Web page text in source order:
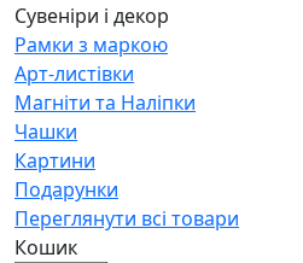
Сувеніри і декор
Рамки з маркою
Арт-листівки
Магніти та Наліпки
Чашки
Картини
Подарунки
Переглянути всі товари
Кошик